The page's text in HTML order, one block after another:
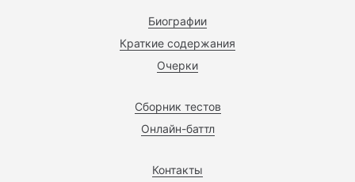
Биографии
Краткие содержания
Очерки
Сборник тестов
Онлайн-баттл
Контакты